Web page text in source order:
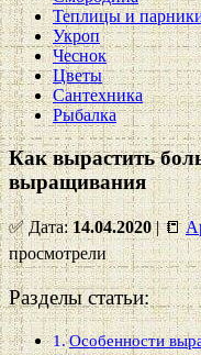
Теплицы и
Укроп
Чеснок
Цветы
Сантехника
Рыбалка
Как вырастить
выращивания
✅ Дата:14.04.2020| 📒
просмотрели
Разделы статьи:
Особенности